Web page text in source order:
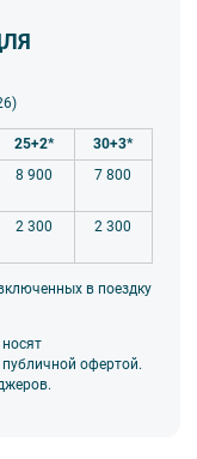
25+2*
30+3*
8 900 7 800
2 300 2 300
в поездку
офертой.